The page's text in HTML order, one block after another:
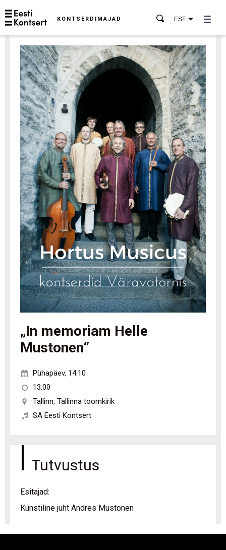
KONTSERDIMAJAD EST
„In memoriam Helle
Mustonen“
Pühapäev, 14.10
13:00
Tallinn, Tallinna toomkirik
SA Eesti Kontsert
Tutvustus
Esitajad:
Kunstiline juht Andres Mustonen